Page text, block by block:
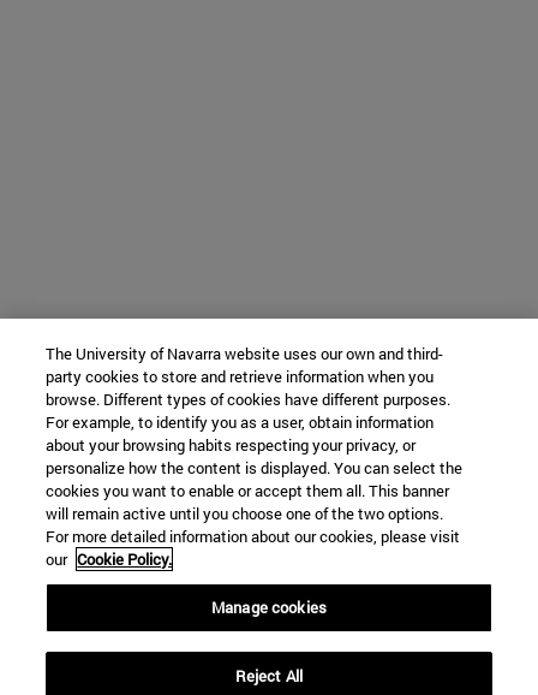
The University of Navarra website uses our own and third-
party cookies to store and retrieve information when you
browse. Different types of cookies have different purposes.
For example, to identify you as a user, obtain information
about your browsing habits respecting your privacy, or
personalize how the content is displayed. You can select the
cookies you want to enable or accept them all. This banner
will remain active until you choose one of the two options.
For more detailed information about our cookies, please visit
our Cookie Policy.
Manage cookies
Reject All